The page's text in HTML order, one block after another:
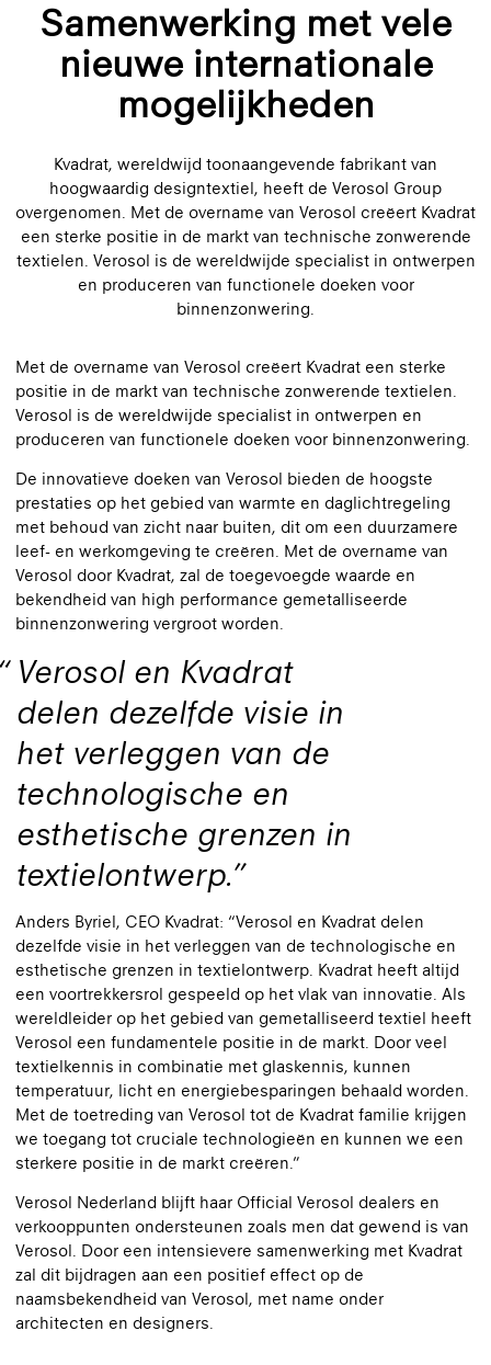
Samenwerking met vele
nieuwe internationale
mogelijkheden
Kvadrat, wereldwijd toonaangevende fabrikant van
hoogwaardig designtextiel, heeft de Verosol Group
overgenomen. Met de overname van Verosol creëert Kvadrat
een sterke positie in de markt van technische zonwerende
textielen. Verosol is de wereldwijde specialist in ontwerpen
en produceren van functionele doeken voor
binnenzonwering.
Met de overname van Verosol creëert Kvadrat een sterke
positie in de markt van technische zonwerende textielen.
Verosol is de wereldwijde specialist in ontwerpen en
produceren van functionele doeken voor binnenzonwering.
De innovatieve doeken van Verosol bieden de hoogste
prestaties op het gebied van warmte en daglichtregeling
met behoud van zicht naar buiten, dit om een duurzamere
leef- en werkomgeving te creëren. Met de overname van
Verosol door Kvadrat, zal de toegevoegde waarde en
bekendheid van high performance gemetalliseerde
binnenzonwering vergroot worden.
Verosol en Kvadrat
delen dezelfde visie in
het verleggen van de
technologische en
esthetische grenzen in
textielontwerp.
Anders Byriel, CEO Kvadrat: “Verosol en Kvadrat delen
dezelfde visie in het verleggen van de technologische en
esthetische grenzen in textielontwerp. Kvadrat heeft altijd
een voortrekkersrol gespeeld op het vlak van innovatie. Als
wereldleider op het gebied van gemetalliseerd textiel heeft
Verosol een fundamentele positie in de markt. Door veel
textielkennis in combinatie met glaskennis, kunnen
temperatuur, licht en energiebesparingen behaald worden.
Met de toetreding van Verosol tot de Kvadrat familie krijgen
we toegang tot cruciale technologieën en kunnen we een
sterkere positie in de markt creëren.”
Verosol Nederland blijft haar Official Verosol dealers en
verkooppunten ondersteunen zoals men dat gewend is van
Verosol. Door een intensievere samenwerking met Kvadrat
zal dit bijdragen aan een positief effect op de
naamsbekendheid van Verosol, met name onder
architecten en designers.